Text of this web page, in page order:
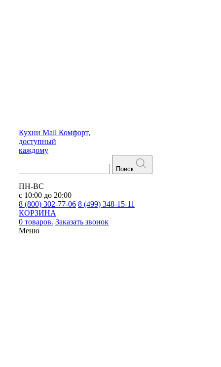
Кухни Mall Комфорт,
доступный
каждому
Поиск
ПН-ВС
с 10:00 до 20:00
8 (800) 302-77-06 8 (499) 348-15-11
КОРЗИНА
0 товаров. Заказать звонок
Меню